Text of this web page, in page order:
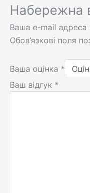
Набережна
Ваша e-mail
Обов’язкові поля
Ваша оцінка *
Ваш відгук *